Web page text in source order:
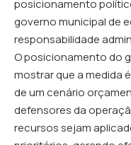
posicionamento
governo municipal de
responsabilidade
O posicionamento do
mostrar que a medida
de um cenário
defensores da
recursos sejam